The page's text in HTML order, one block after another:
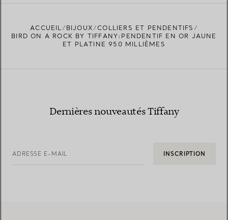
TROUVEZ LA BOUTIQUE LA PLUS PROCHE
ACCUEIL BIJOUX
COLLIERS ET PENDENTIFS
BIRD ON A ROCK BY TIFFANY:PENDENTIF EN OR JAUNE
ET PLATINE 950 MILLIÈMES
Dernières nouveautés Tiffany
ADRESSE E-MAIL INSCRIPTION